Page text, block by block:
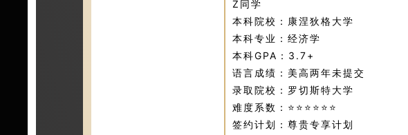
Z同学
本科院校：康涅狄格大学
本科专业：经济学
本科GPA： 3.7+
语言成绩：美高两年未提交
录取院校：罗切斯特大学
难度系数：⭐⭐⭐⭐⭐⭐
签约计划：尊贵专享计划